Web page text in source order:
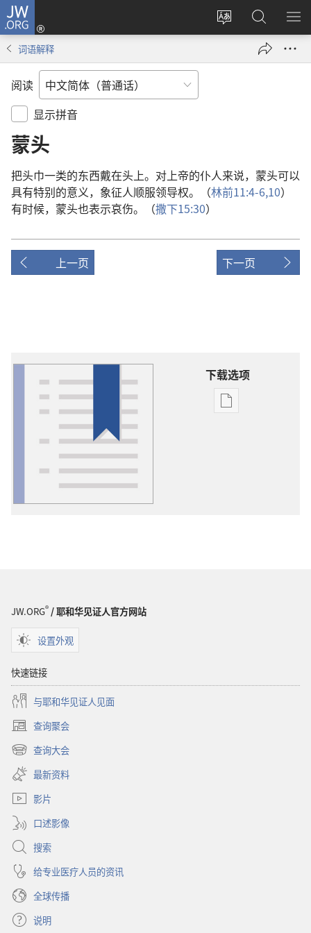
JW.ORG
更
登
录
（打
搜
索
JW.ORG
显
词语解释
阅读
显示拼音
蒙头
把头巾一类的东西戴在头上。 对上帝的仆人来说， 蒙头可以
具有特别的意义， 象征人顺服领导权。（林前11:4-6,10）
有时候， 蒙头也表示哀伤。（撒下15:30）
上一页 下一页
下载选项
出
JW.ORG®/ 耶和华见证人官方网站
设置外观
快速链接
与耶和华见证人见面
查询聚会
（打
开
新
窗
口）
查询大会
（打
开
新
窗
最新资料
影片
口述影像
搜索
给专业医疗人员的资讯
全球传播
说明